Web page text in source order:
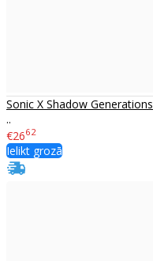
Sonic X Shadow Generations
..
€2662
Ielikt grozā